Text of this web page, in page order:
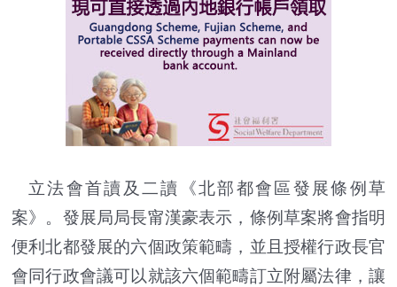
立法會首讀及二讀《北部都會區發展條例草
案》。發展局局長甯漢豪表示，條例草案將會指明
便利北都發展的六個政策範疇，並且授權行政長官
會同行政會議可以就該六個範疇訂立附屬法律，讓